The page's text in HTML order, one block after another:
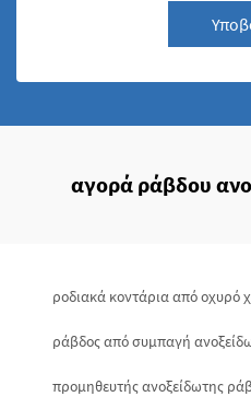
αγορά ράβδου
ροδιακά κοντάρια από οχυρό
ράβδος από συμπαγή
προμηθευτής ανοξείδωτης